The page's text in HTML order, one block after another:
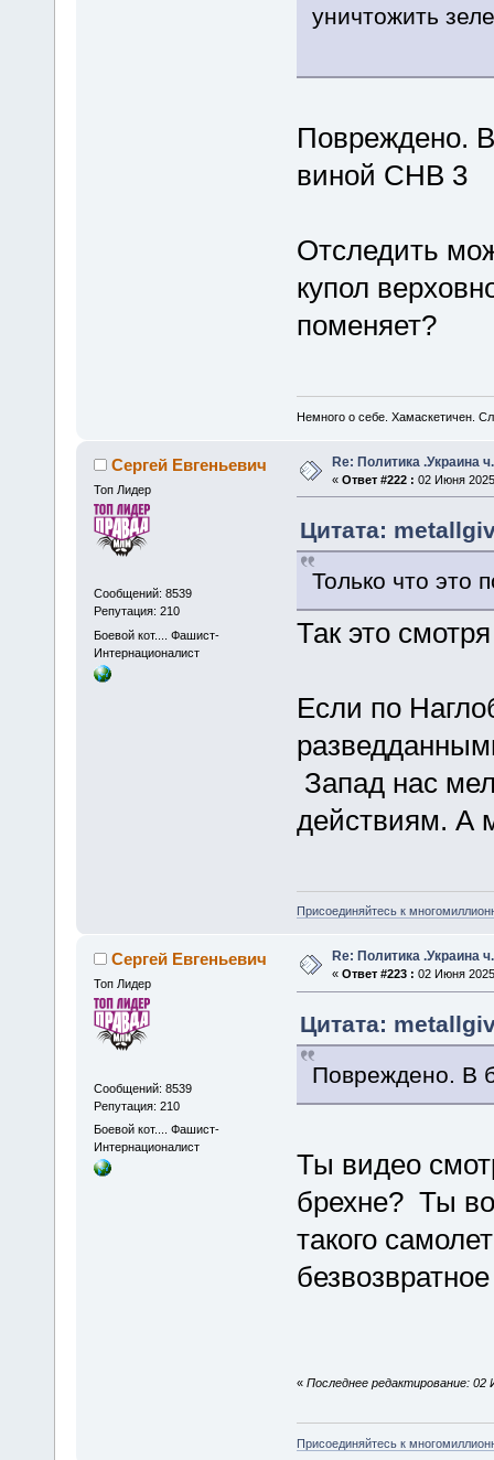
уничтожить
Повреждено.
виной СНВ 3
Отследить
купол
поменяет?
Немного о себе. Хамаскетичен.
Сергей Евгеньевич
Топ Лидер
Сообщений: 8539
Репутация: 210
Боевой кот.... Фашист-
Интернационалист
Re: Политика .Украина
« Ответ #222 : 02 Июня
Цитата:
Только что это
Так это
Если по
Запад нас
действиям. А
Присоединяйтесь к
Сергей Евгеньевич
Топ Лидер
Сообщений: 8539
Репутация: 210
Боевой кот.... Фашист-
Интернационалист
Re: Политика .Украина
« Ответ #223 : 02 Июня
Цитата:
Повреждено. В
Ты видео
брехне? Ты
такого
« Последнее редактирование: 02
Присоединяйтесь к